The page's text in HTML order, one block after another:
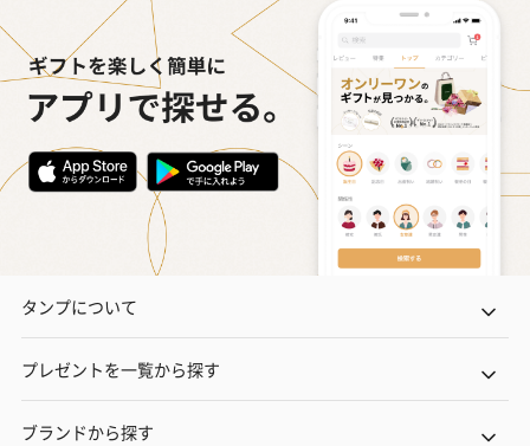
タンプについて
プレゼントを一覧から探す
ブランドから探す